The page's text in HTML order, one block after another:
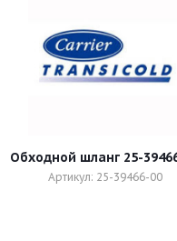
Обходной шланг 25-
Артикул: 25-39466-00